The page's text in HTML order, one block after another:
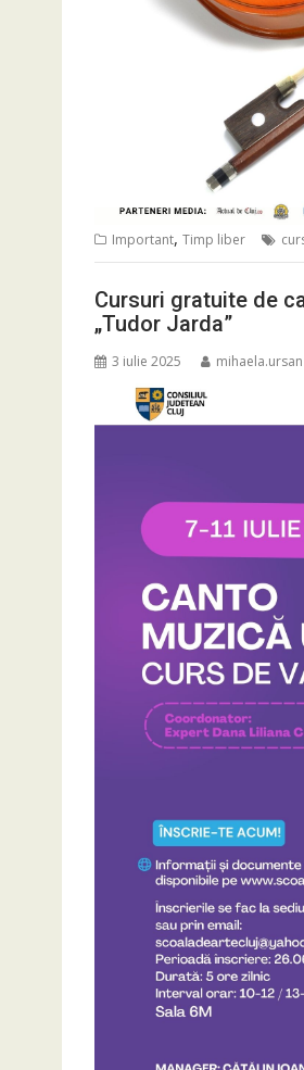
Important, Timp liber
Cursuri gratuite de
„Tudor Jarda”
3 iulie 2025 mihaela.ursan